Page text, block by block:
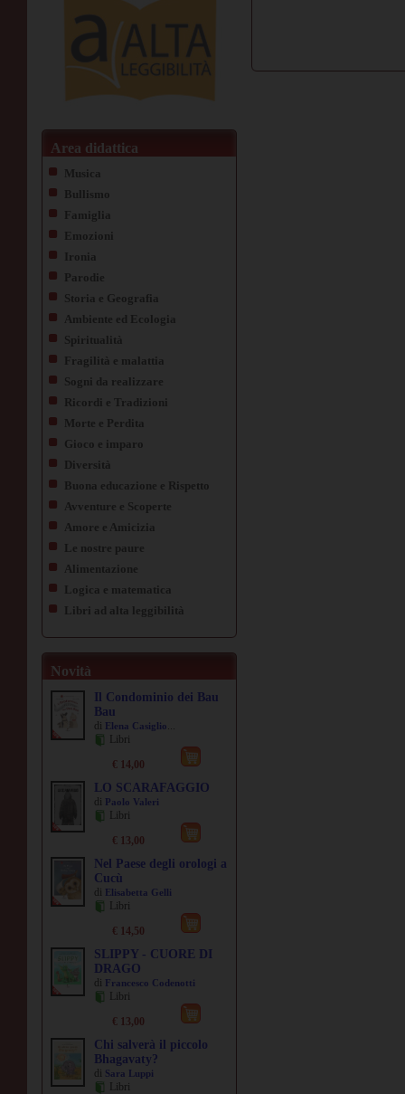
Area didattica
Musica
Bullismo
Famiglia
Emozioni
Ironia
Parodie
Storia e Geografia
Ambiente ed Ecologia
Spiritualità
Fragilità e malattia
Sogni da realizzare
Ricordi e Tradizioni
Morte e Perdita
Gioco e imparo
Diversità
Buona educazione e Rispetto
Avventure e Scoperte
Amore e Amicizia
Le nostre paure
Alimentazione
Logica e matematica
Libri ad alta leggibilità
Novità
Il Condominio dei Bau
Bau
di Elena Casiglio...
Libri
€ 14,00
LO SCARAFAGGIO
di Paolo Valeri
Libri
€ 13,00
Nel Paese degli orologi a
Cucù
di Elisabetta Gelli
Libri
€ 14,50
SLIPPY - CUORE DI
DRAGO
di Francesco Codenotti
Libri
€ 13,00
Chi salverà il piccolo
Bhagavaty?
di Sara Luppi
Libri